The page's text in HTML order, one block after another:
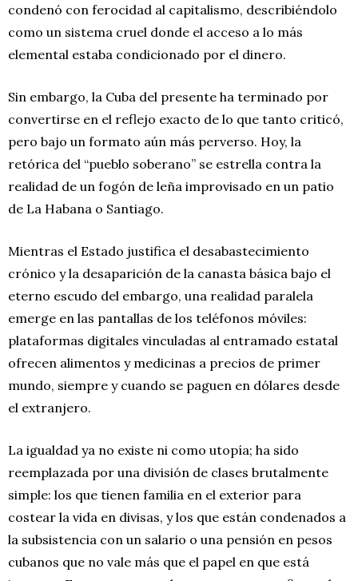
condenó con ferocidad al capitalismo, describiéndolo
como un sistema cruel donde el acceso a lo más
elemental estaba condicionado por el dinero.
Sin embargo, la Cuba del presente ha terminado por
convertirse en el reflejo exacto de lo que tanto criticó,
pero bajo un formato aún más perverso. Hoy, la
retórica del “pueblo soberano” se estrella contra la
realidad de un fogón de leña improvisado en un patio
de La Habana o Santiago.
Mientras el Estado justifica el desabastecimiento
crónico y la desaparición de la canasta básica bajo el
eterno escudo del embargo, una realidad paralela
emerge en las pantallas de los teléfonos móviles:
plataformas digitales vinculadas al entramado estatal
ofrecen alimentos y medicinas a precios de primer
mundo, siempre y cuando se paguen en dólares desde
el extranjero.
La igualdad ya no existe ni como utopía; ha sido
reemplazada por una división de clases brutalmente
simple: los que tienen familia en el exterior para
costear la vida en divisas, y los que están condenados a
la subsistencia con un salario o una pensión en pesos
cubanos que no vale más que el papel en que está